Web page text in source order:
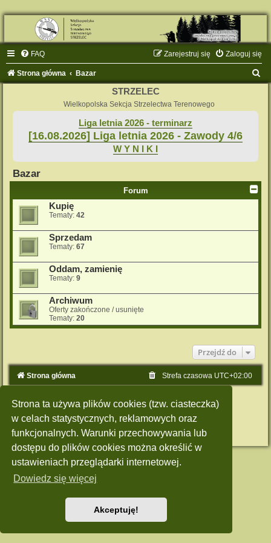
Strona ta używa plików cookies (tzw. ciasteczka)
w celach statystycznych, reklamowych oraz
funkcjonalnych. Warunki przechowywania lub
dostępu do plików cookies można określić w
ustawieniach przeglądarki internetowej.
Dowiedz się więcej
Akceptuję!
FAQ Zaloguj się
Zarejestruj się
Strona główna Bazar
STRZELEC
Wielkopolska Sekcja Strzelectwa Terenowego
Liga letnia 2026 - terminarz
[16.08.2026] Liga letnia 2026 - Zawody 4/6
W Y N I K I
Bazar
Forum
Kupię
Tematy: 42
Sprzedam
Tematy: 67
Oddam, zamienię
Tematy: 9
Archiwum
Oferty zakończone / usunięte
Tematy: 20
Przejdź do
Strona główna Strefa czasowa UTC+02:00
Polski pakiet językowy dostarcza phpBB.pl
Style: Green-Style by Joyce&Luna
phpBB-Style-Design
Zasady ochrony danych osobowych